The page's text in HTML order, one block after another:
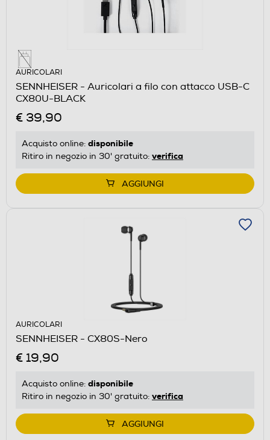
AURICOLARI
SENNHEISER - Auricolari a filo con attacco USB-C
CX80U-BLACK
€ 39,90
Acquisto online: disponibile
Ritiro in negozio in 30' gratuito: verifica
AGGIUNGI
AURICOLARI
SENNHEISER - CX80S-Nero
€ 19,90
Acquisto online: disponibile
Ritiro in negozio in 30' gratuito: verifica
AGGIUNGI